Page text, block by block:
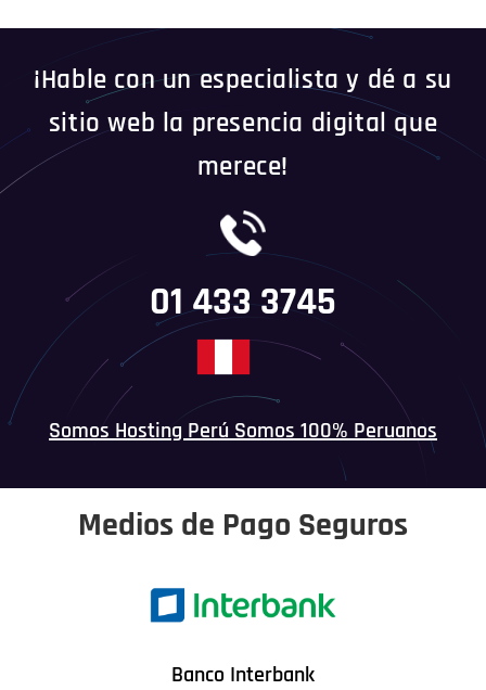
¡Hable con un especialista y dé a su
sitio web la presencia digital que
merece!
01 433 3745
Somos Hosting Perú Somos 100% Peruanos
Medios de Pago Seguros
Banco Interbank